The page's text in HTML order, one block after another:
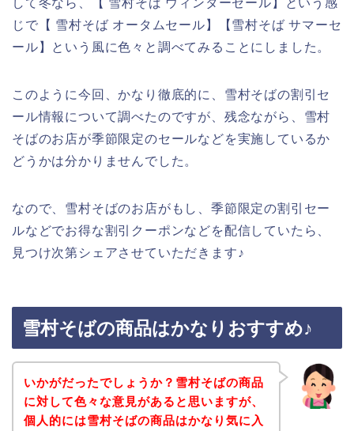
じで【 雪村そば オータムセール】【雪村そば サマーセ
ール】という風に色々と調べてみることにしました。
このように今回、かなり徹底的に、雪村そばの割引セ
ール情報について調べたのですが、残念ながら、雪村
そばのお店が季節限定のセールなどを実施しているか
どうかは分かりませんでした。
なので、雪村そばのお店がもし、季節限定の割引セー
ルなどでお得な割引クーポンなどを配信していたら、
見つけ次第シェアさせていただきます♪
雪村そばの商品はかなりおすすめ♪
いかがだったでしょうか？雪村そばの商品
に対して色々な意見があると思いますが、
個人的には雪村そばの商品はかなり気に入